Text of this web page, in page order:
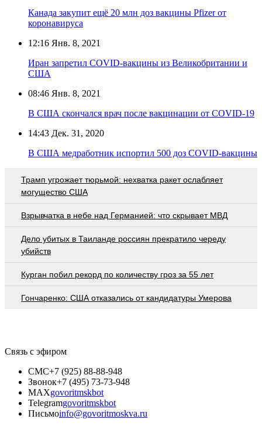
Канада закупит ещё 20 млн доз вакцины Pfizer от
коронавируса
12:16 Янв. 8, 2021
Иран запретил COVID-вакцины из Великобритании и
США
08:46 Янв. 8, 2021
В США скончался врач после вакцинации от COVID-19
14:43 Дек. 31, 2020
В США медработник испортил 500 доз COVID-вакцины
Трамп угрожает тюрьмой: нехватка ракет ослабляет
могущество США
Взрывчатка в небе над Германией: что скрывает МВД
Дело убитых в Таиланде россиян прекратило череду
убийств
Курган побил рекорд по количеству гроз за 55 лет
Гончаренко: США отказались от кандидатуры Умерова
Связь с эфиром
СМС+7 (925) 88-88-948
Звонок+7 (495) 73-73-948
MAXgovoritmskbot
Telegramgovoritmskbot
Письмоinfo@govoritmoskva.ru